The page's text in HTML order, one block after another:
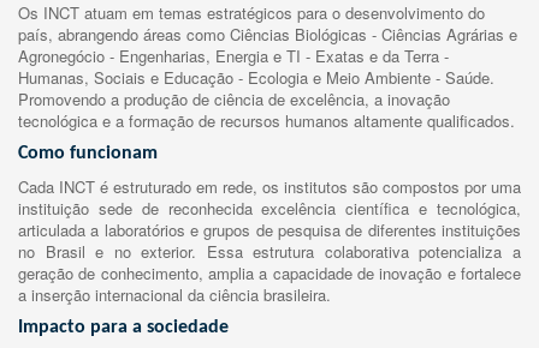
Os INCT atuam em temas estratégicos para o desenvolvimento do
país, abrangendo áreas como Ciências Biológicas - Ciências Agrárias e
Agronegócio - Engenharias, Energia e TI - Exatas e da Terra -
Humanas, Sociais e Educação - Ecologia e Meio Ambiente - Saúde.
Promovendo a produção de ciência de excelência, a inovação
tecnológica e a formação de recursos humanos altamente qualificados.
Como funcionam
Cada INCT é estruturado em rede, os institutos são compostos por uma
instituição sede de reconhecida excelência científica e tecnológica,
articulada a laboratórios e grupos de pesquisa de diferentes instituições
no Brasil e no exterior. Essa estrutura colaborativa potencializa a
geração de conhecimento, amplia a capacidade de inovação e fortalece
a inserção internacional da ciência brasileira.
Impacto para a sociedade